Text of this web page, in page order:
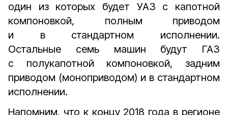
один из которых будет УАЗ с капотной
компоновкой, полным приводом
и в стандартном исполнении.
Остальные семь машин будут ГАЗ
с полукапотной компоновкой, задним
приводом (моноприводом) и в стандартном
исполнении.
Напомним, что к концу 2018 года в регионе